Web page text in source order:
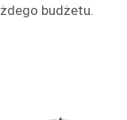
budżetu.